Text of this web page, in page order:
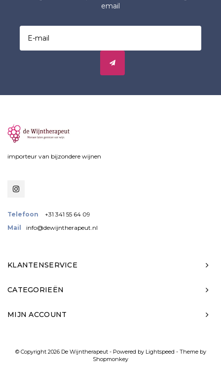
email
importeur van bijzondere wijnen
Telefoon
+31 341 55 64 09
Mail
info@dewijntherapeut.nl
KLANTENSERVICE
CATEGORIEËN
MIJN ACCOUNT
© Copyright 2026 De Wijntherapeut - Powered by Lightspeed - Theme by
Shopmonkey